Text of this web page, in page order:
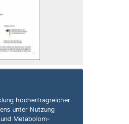
hochertragreicher
unter Nutzung
Metabolom-